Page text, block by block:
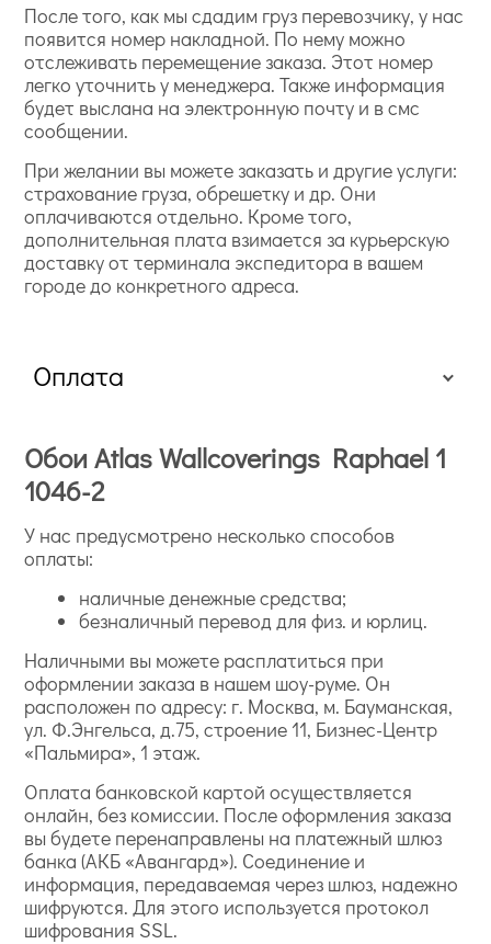
После того, как мы сдадим груз перевозчику, у нас
появится номер накладной. По нему можно
отслеживать перемещение заказа. Этот номер
легко уточнить у менеджера. Также информация
будет выслана на электронную почту и в смс
сообщении.
При желании вы можете заказать и другие услуги:
страхование груза, обрешетку и др. Они
оплачиваются отдельно. Кроме того,
дополнительная плата взимается за курьерскую
доставку от терминала экспедитора в вашем
городе до конкретного адреса.
Оплата
Обои Atlas Wallcoverings Raphael 1
1046-2
У нас предусмотрено несколько способов
оплаты:
наличные денежные средства;
безналичный перевод для физ. и юрлиц.
Наличными вы можете расплатиться при
оформлении заказа в нашем шоу-руме. Он
расположен по адресу: г. Москва, м. Бауманская,
ул. Ф.Энгельса, д.75, строение 11, Бизнес-Центр
«Пальмира», 1 этаж.
Оплата банковской картой осуществляется
онлайн, без комиссии. После оформления заказа
вы будете перенаправлены на платежный шлюз
банка (АКБ «Авангард»). Соединение и
информация, передаваемая через шлюз, надежно
шифруются. Для этого используется протокол
шифрования SSL.